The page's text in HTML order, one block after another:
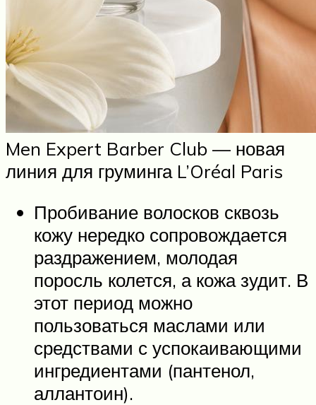
Men Expert Barber Club — новая
линия для груминга L’Oréal Paris
Пробивание волосков сквозь
кожу нередко сопровождается
раздражением, молодая
поросль колется, а кожа зудит. В
этот период можно
пользоваться маслами или
средствами с успокаивающими
ингредиентами (пантенол,
аллантоин).